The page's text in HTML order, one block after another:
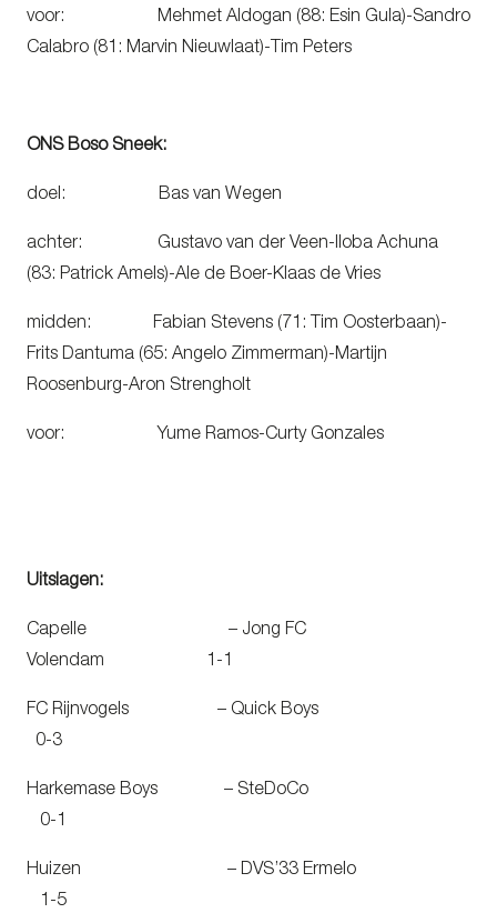
voor: Mehmet Aldogan (88: Esin Gula)-Sandro
Calabro (81: Marvin Nieuwlaat)-Tim Peters
ONS Boso Sneek:
doel: Bas van Wegen
achter: Gustavo van der Veen-Iloba Achuna
(83: Patrick Amels)-Ale de Boer-Klaas de Vries
midden: Fabian Stevens (71: Tim Oosterbaan)-
Frits Dantuma (65: Angelo Zimmerman)-Martijn
Roosenburg-Aron Strengholt
voor: Yume Ramos-Curty Gonzales
Uitslagen:
Capelle – Jong FC
Volendam 1-1
FC Rijnvogels – Quick Boys
0-3
Harkemase Boys – SteDoCo
0-1
Huizen – DVS’33 Ermelo
1-5